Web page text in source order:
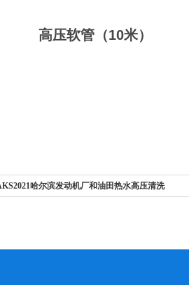
管（10米）
哈尔滨发动机厂和油田热水高压清洗